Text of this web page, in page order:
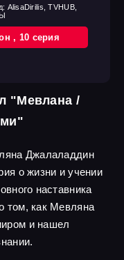
AlisaDirilis, TVHUB,
, 10 cерия
"Мевлана /
Джалаладдин
о жизни и учении
наставника
том, как Мевляна
и нашел